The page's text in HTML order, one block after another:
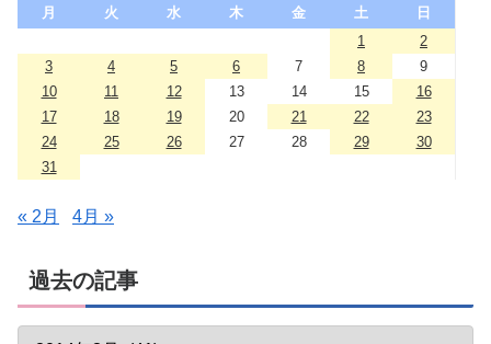
月 火 水 木 金 土
日
1
2
3
4 5 6 7 8
9
10
11 12 13 14 15
16
17
18 19 20 21 22
23
24
25 26 27 28 29
30
31
« 2月 4月 »
過去の記事